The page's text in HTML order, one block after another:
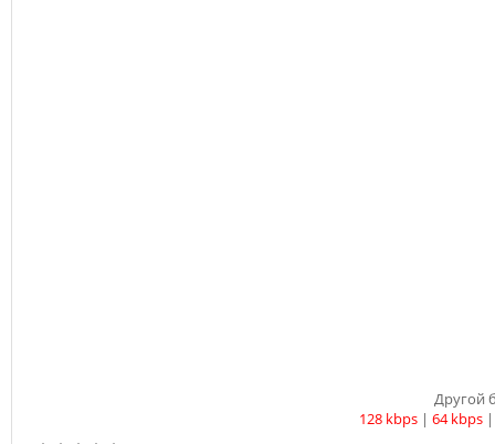
Другой
128 kbps | 64 kbps